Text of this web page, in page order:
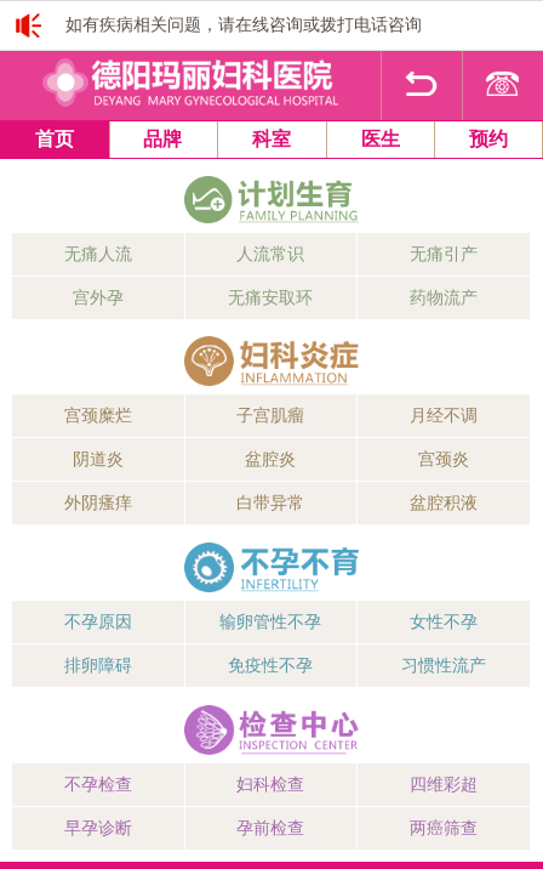
如有疾病相关问题，请在线咨询或拨打电话咨询
首页 品牌 科室 医生 预约
无痛人流 人流常识 无痛引产
宫外孕 无痛安取环 药物流产
宫颈糜烂 子宫肌瘤 月经不调
阴道炎 盆腔炎 宫颈炎
外阴瘙痒 白带异常 盆腔积液
不孕原因 输卵管性不孕 女性不孕
排卵障碍 免疫性不孕 习惯性流产
不孕检查 妇科检查 四维彩超
早孕诊断 孕前检查 两癌筛查